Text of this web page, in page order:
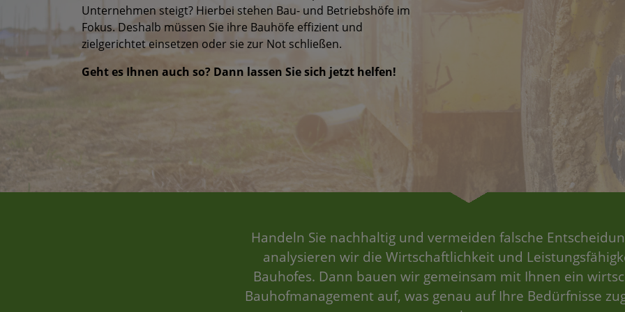
Unternehmen steigt? Hierbei stehen Bau- und Betriebshöfe im
Fokus. Deshalb müssen Sie ihre Bauhöfe effizient und
zielgerichtet einsetzen oder sie zur Not schließen.
Geht es Ihnen auch so? Dann lassen Sie sich jetzt helfen!
Handeln Sie nachhaltig und vermeiden falsche
analysieren wir die Wirtschaftlichkeit und
Bauhofes. Dann bauen wir gemeinsam mit Ihnen ein
Bauhofmanagement auf, was genau auf Ihre Bedürfnisse